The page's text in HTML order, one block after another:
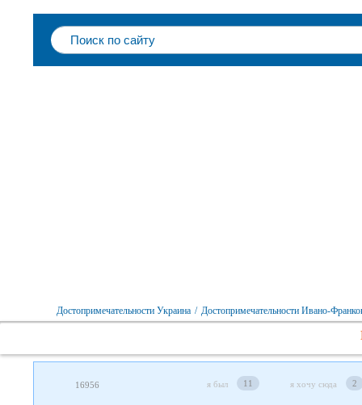
Достопримечательности Украина / Достопримечательности Ивано-
16956 я был 11 я хочу сюда 2